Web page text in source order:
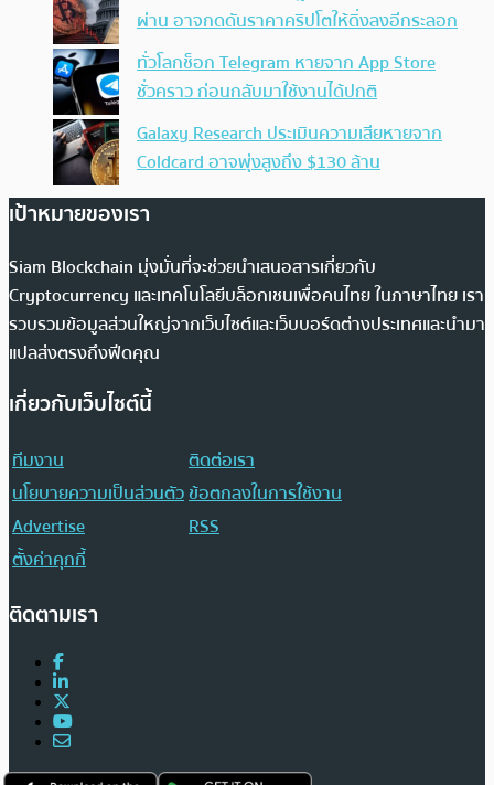
ผ่าน อาจกดดันราคาคริปโตให้ดิ่งลงอีกระลอก
ทั่วโลกช็อก Telegram หายจาก App Store
ชั่วคราว ก่อนกลับมาใช้งานได้ปกติ
Galaxy Research ประเมินความเสียหายจาก
Coldcard อาจพุ่งสูงถึง $130 ล้าน
เป้าหมายของเรา
Siam Blockchain มุ่งมั่นที่จะช่วยนำเสนอสารเกี่ยวกับ
Cryptocurrency และเทคโนโลยีบล็อกเชนเพื่อคนไทย ในภาษาไทย เรา
รวบรวมข้อมูลส่วนใหญ่จากเว็บไซต์และเว็บบอร์ดต่างประเทศและนำมา
แปลส่งตรงถึงฟีดคุณ
เกี่ยวกับเว็บไซต์นี้
ทีมงาน
ติดต่อเรา
นโยบายความเป็นส่วนตัวข้อตกลงในการใช้งาน
Advertise
RSS
ตั้งค่าคุกกี้
ติดตามเรา